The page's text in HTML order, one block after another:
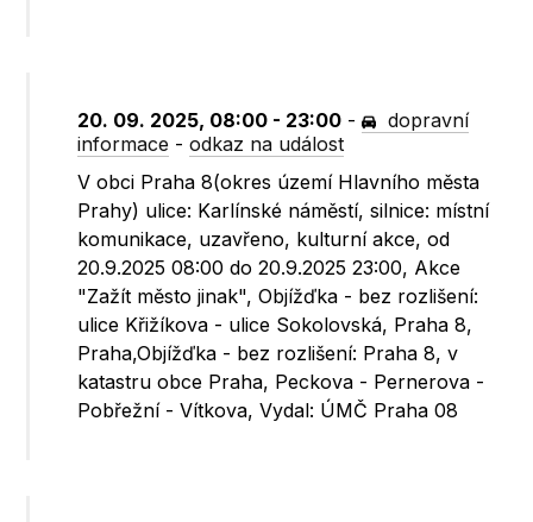
20. 09. 2025, 08:00 - 23:00 -
dopravní
informace -odkaz na událost
V obci Praha 8(okres území Hlavního města
Prahy) ulice: Karlínské náměstí, silnice: místní
komunikace, uzavřeno, kulturní akce, od
20.9.2025 08:00 do 20.9.2025 23:00, Akce
"Zažít město jinak", Objížďka - bez rozlišení:
ulice Křižíkova - ulice Sokolovská, Praha 8,
Praha,Objížďka - bez rozlišení: Praha 8, v
katastru obce Praha, Peckova - Pernerova -
Pobřežní - Vítkova, Vydal: ÚMČ Praha 08